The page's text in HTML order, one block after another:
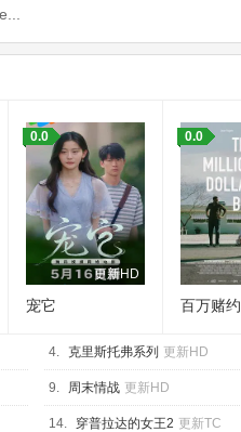
更新HD
0.0
宠它
0.0
百万赌约
4. 克里斯托弗系列 更新HD
9. 周末情战 更新HD
14. 穿普拉达的女王2 更新TC